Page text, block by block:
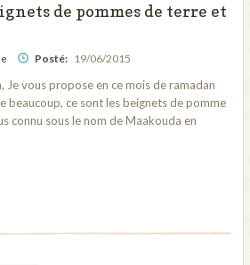
de pommes de terre et
Posté: 19/06/2015
Je vous propose en ce mois de ramadan
beaucoup, ce sont les beignets de pomme
connu sous le nom de Maakouda en